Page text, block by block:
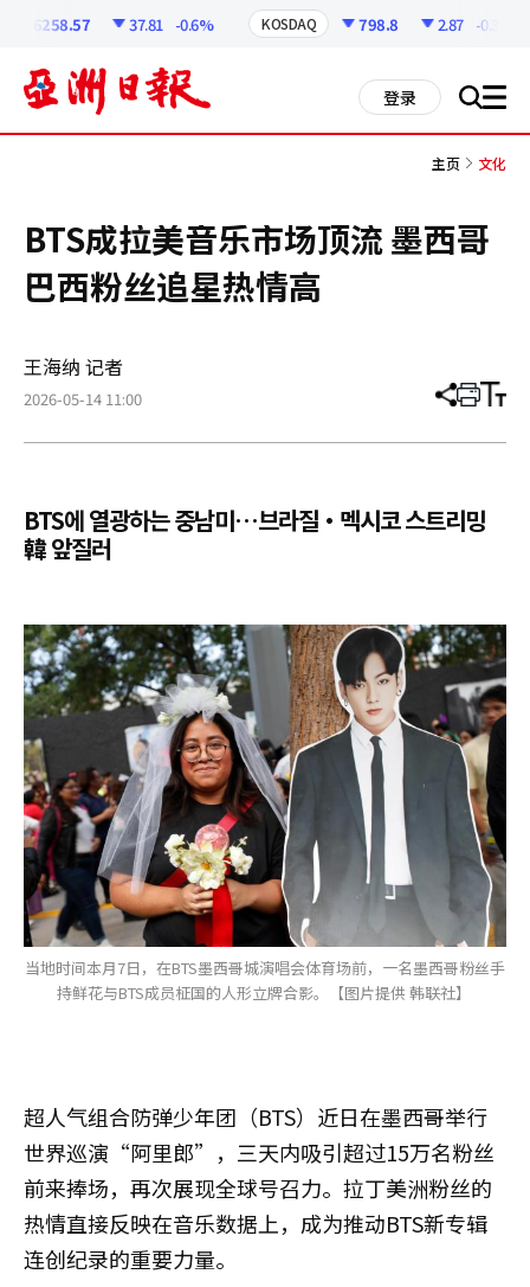
6258.57 37.81 -0.6% KOSDAQ 798.8 2.87 -0.36%
登录 搜 all
主页 文化
BTS成拉美音乐市场顶流 墨西哥
巴西粉丝追星热情高
王海纳 记者
2026-05-14 11:00 分
章
打 调
小
BTS에 열광하는 중남미…브라질·멕시코 스트리밍
韓 앞질러
当地时间本月7日，在BTS墨西哥城演唱会体育场前，一名墨西哥粉丝手
持鲜花与BTS成员柾国的人形立牌合影。【图片提供 韩联社】
超人气组合防弹少年团（BTS）近日在墨西哥举行
世界巡演“阿里郎”，三天内吸引超过15万名粉丝
前来捧场，再次展现全球号召力。拉丁美洲粉丝的
热情直接反映在音乐数据上，成为推动BTS新专辑
连创纪录的重要力量。